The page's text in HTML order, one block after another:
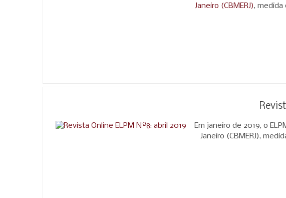
Janeiro (CBMERJ), medida
Em janeiro de 2019, o
Janeiro (CBMERJ),